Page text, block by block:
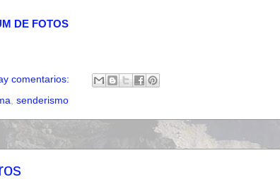
DE FOTOS
comentarios:
senderismo